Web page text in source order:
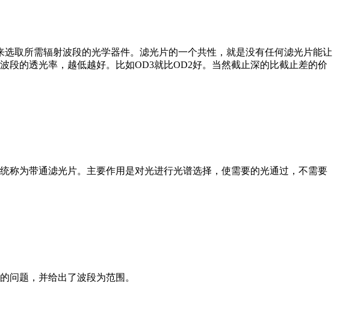
取所需辐射波段的光学器件。滤光片的一个共性，就是没有任何滤光片能让
的透光率，越低越好。比如OD3就比OD2好。当然截止深的比截止差的价
称为带通滤光片。主要作用是对光进行光谱选择，使需要的光通过，不需要
问题，并给出了波段为范围。